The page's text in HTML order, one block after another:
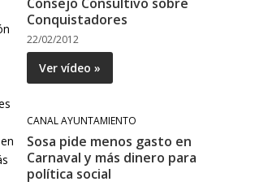
Conquistadores
22/02/2012
Ver vídeo »
CANAL AYUNTAMIENTO
Sosa pide menos gasto en
Carnaval y más dinero para
política social